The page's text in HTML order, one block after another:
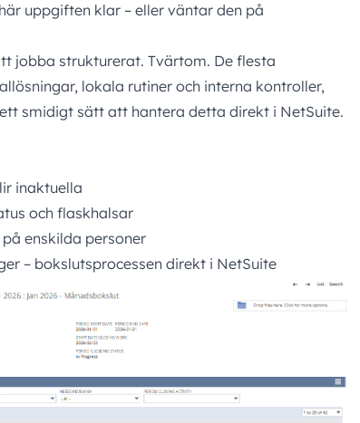
uppgiften klar – eller väntar den på
jobba strukturerat. Tvärtom. De flesta
lokala rutiner och interna kontroller,
smidigt sätt att hantera detta direkt i NetSuite.
inaktuella
och flaskhalsar
enskilda personer
– bokslutsprocessen direkt i NetSuite